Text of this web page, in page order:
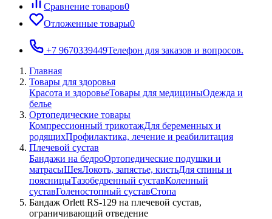
Сравнение товаров0
Отложенные товары0
+7 9670339449Телефон для заказов и вопросов.
Главная
Товары для здоровья
Красота и здоровьеТовары для медициныОдежда и
белье
Ортопедические товары
Компрессионный трикотажДля беременных и
родящихПрофилактика, лечение и реабилитация
Плечевой сустав
Бандажи на бедроОртопедические подушки и
матрасыШеяЛокоть, запястье, кистьДля спины и
поясницыТазобедренный суставКоленный
суставГоленостопный суставСтопа
Бандаж Orlett RS-129 на плечевой сустав,
ограничивающий отведение